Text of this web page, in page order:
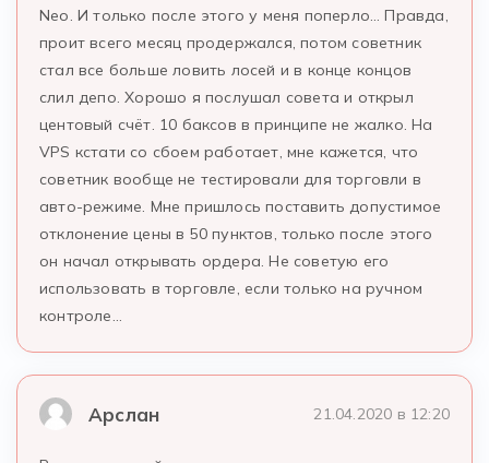
Neo. И только после этого у меня поперло… Правда,
проит всего месяц продержался, потом советник
стал все больше ловить лосей и в конце концов
слил депо. Хорошо я послушал совета и открыл
центовый счёт. 10 баксов в принципе не жалко. На
VPS кстати со сбоем работает, мне кажется, что
советник вообще не тестировали для торговли в
авто-режиме. Мне пришлось поставить допустимое
отклонение цены в 50 пунктов, только после этого
он начал открывать ордера. Не советую его
использовать в торговле, если только на ручном
контроле…
Арслан 21.04.2020 в 12:20